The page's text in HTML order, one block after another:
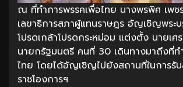
ณ ที่ทำการพรรคเพื่อไทย นางพรพิศ เพช
เลขาธิการสภาผู้แทนราษฎร อัญเชิญพระบ
โปรดเกล้าโปรดกระหม่อม แต่งตั้ง นายเศ
นายกรัฐมนตรี คนที่ 30 เดินทางมาถึงที่ท
ไทย โดยได้อัญเชิญไปยังสถานที่ในการรั
ราชโองการฯ